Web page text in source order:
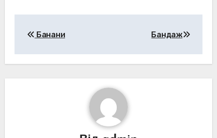
записів
Банани Бандаж